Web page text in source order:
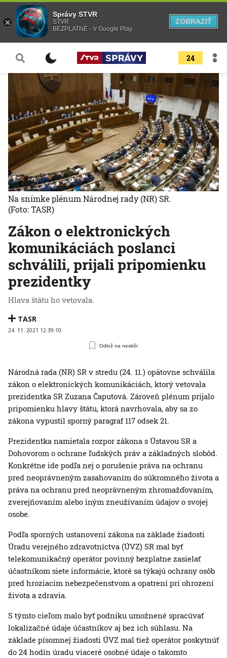
24
Zákon o elektronických
komunikáciách poslanci
schválili, prijali pripomienku
prezidentky
Hlava štátu ho vetovala.
TASR
24. 11. 2021 12:39:10
Odlož na neskôr
Na snímke plénum Národnej rady (NR) SR.
(Foto: TASR)
Národná rada (NR) SR v stredu (24. 11.) opätovne schválila
zákon o elektronických komunikáciách, ktorý vetovala
prezidentka SR Zuzana Čaputová. Zároveň plénum prijalo
pripomienku hlavy štátu, ktorá navrhovala, aby sa zo
zákona vypustil sporný paragraf 117 odsek 21.
Prezidentka namietala rozpor zákona s Ústavou SR a
Dohovorom o ochrane ľudských práv a základných slobôd.
Konkrétne ide podľa nej o porušenie práva na ochranu
pred neoprávneným zasahovaním do súkromného života a
práva na ochranu pred neoprávneným zhromažďovaním,
zverejňovaním alebo iným zneužívaním údajov o svojej
osobe.
Podľa sporných ustanovení zákona na základe žiadosti
Úradu verejného zdravotníctva (ÚVZ) SR mal byť
telekomunikačný operátor povinný bezplatne zasielať
účastníkom siete informácie, ktoré sa týkajú ochrany osôb
pred hroziacim nebezpečenstvom a opatrení pri ohrození
života a zdravia.
S týmto cieľom malo byť podniku umožnené spracúvať
lokalizačné údaje účastníkov aj bez ich súhlasu. Na
základe písomnej žiadosti ÚVZ mal tiež operátor poskytnúť
do 24 hodín úradu viaceré osobné údaje o takomto
Správy STVR
STVR
BEZPLATNÉ - V Google Play
ZOBRAZIŤ